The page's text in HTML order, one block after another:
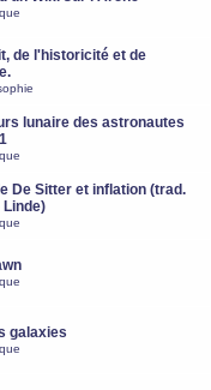
de l'historicité et de
lunaire des astronautes
De Sitter et inflation (trad.
galaxies